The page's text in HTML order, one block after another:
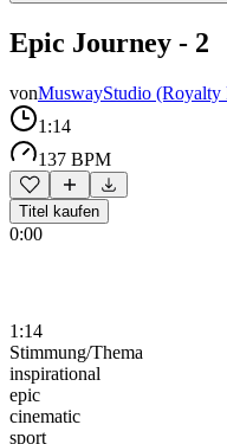
Epic Journey - 2
vonMuswayStudio (Royalty
1:14
137 BPM
Titel kaufen
0:00
1:14
Stimmung/Thema
inspirational
epic
cinematic
sport